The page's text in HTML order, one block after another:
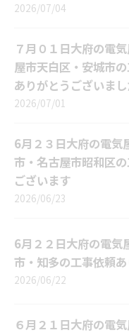
2026/07/04
７月０１日大府の電
屋市天白区・安城市
ありがとうございまし
2026/07/01
6月２３日大府の電
市・名古屋市昭和区
ございます
2026/06/23
6月２２日大府の電
市・知多の工事依頼
2026/06/22
６月２１日大府の電